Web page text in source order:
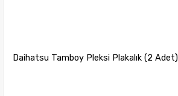
Daihatsu Tamboy Pleksi Plakalık (2 Adet)